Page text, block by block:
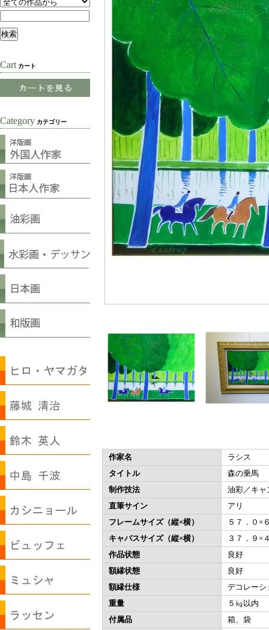
作家名
ラシス
タイトル
森の乗馬
制作技法
油彩／キャ
直筆サイン
アリ
フレームサイズ（縦×横）
５７．０×
キャバスサイズ（縦×横）
３７．９×
作品状態
良好
額縁状態
良好
額縁仕様
デコレーシ
重量
５㎏以内
付属品
箱、袋
Cart カート
Category カテゴリー